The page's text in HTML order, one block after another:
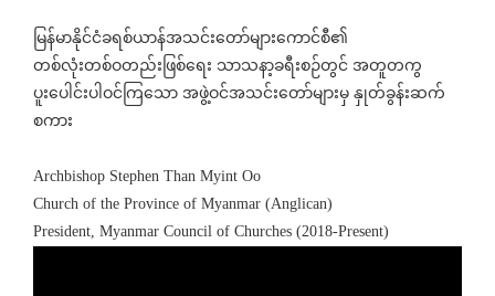
မြန်မာနိုင်ငံခရစ်ယာန်အသင်းတော်များကောင်စီ၏
တစ်လုံးတစ်ဝတည်းဖြစ်ရေး သာသနာ့ခရီးစဉ်တွင် အတူတကွ
ပူးပေါင်းပါဝင်ကြသော အဖွဲ့ဝင်အသင်းတော်များမှ နှုတ်ခွန်းဆက်
စကား
Archbishop Stephen Than Myint Oo
Church of the Province of Myanmar (Anglican)
President, Myanmar Council of Churches (2018-Present)